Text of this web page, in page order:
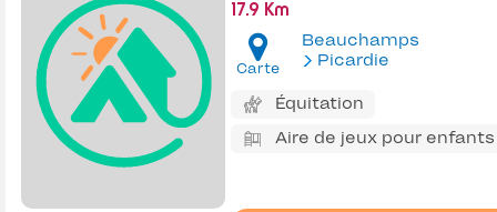
17.9 Km
Carte
Beauchamps
Picardie
Équitation
Aire de jeux pour enfants